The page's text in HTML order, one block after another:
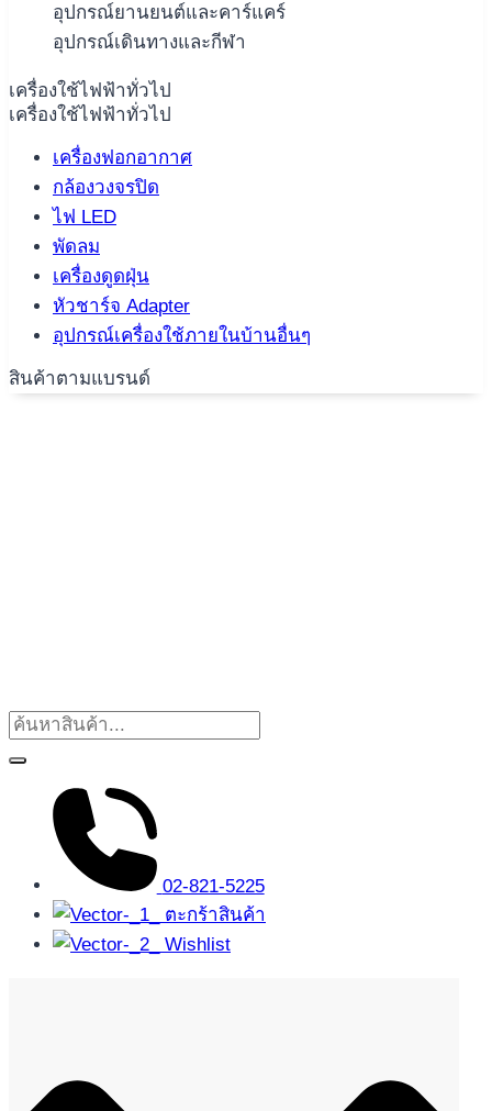
อุปกรณ์ยานยนต์และคาร์แคร์
อุปกรณ์เดินทางและกีฬา
เครื่องใช้ไฟฟ้าทั่วไป
เครื่องใช้ไฟฟ้าทั่วไป
เครื่องฟอกอากาศ
กล้องวงจรปิด
ไฟ LED
พัดลม
เครื่องดูดฝุ่น
หัวชาร์จ Adapter
อุปกรณ์เครื่องใช้ภายในบ้านอื่นๆ
สินค้าตามแบรนด์
02-821-5225
ตะกร้าสินค้า
Wishlist